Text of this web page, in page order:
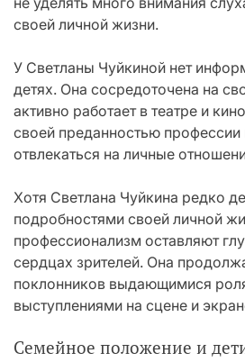
своей личной жизни.
У Светланы Чуйкиной нет
детях. Она сосредоточена на
активно работает в театре и
своей преданностью профессии
отвлекаться на личные
Хотя Светлана Чуйкина редко
подробностями своей личной
профессионализм оставляют
сердцах зрителей. Она
поклонников выдающимися
выступлениями на сцене и
Семейное положение и